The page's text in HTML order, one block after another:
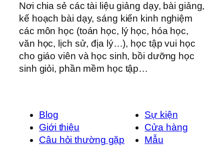
Nơi chia sẻ các tài liệu giảng dạy, bài giảng,
kế hoạch bài dạy, sáng kiến kinh nghiệm
các môn học (toán học, lý học, hóa học,
văn học, lịch sử, địa lý…), học tập vui học
cho giáo viên và học sinh, bồi dưỡng học
sinh giỏi, phần mềm học tập…
Blog
Giới thiệu
Câu hỏi thường gặp
Sự kiện
Cửa hàng
Mẫu